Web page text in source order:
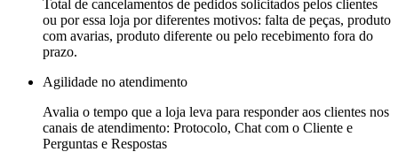
Total de cancelamentos de pedidos solicitados pelos clientes
ou por essa loja por diferentes motivos: falta de peças, produto
com avarias, produto diferente ou pelo recebimento fora do
prazo.
Agilidade no atendimento
Avalia o tempo que a loja leva para responder aos clientes nos
canais de atendimento: Protocolo, Chat com o Cliente e
Perguntas e Respostas